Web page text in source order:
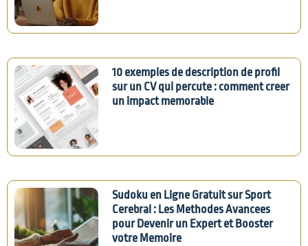
10 exemples de description de profil
sur un CV qui percute : comment creer
un impact memorable
Sudoku en Ligne Gratuit sur Sport
Cerebral : Les Methodes Avancees
pour Devenir un Expert et Booster
votre Memoire